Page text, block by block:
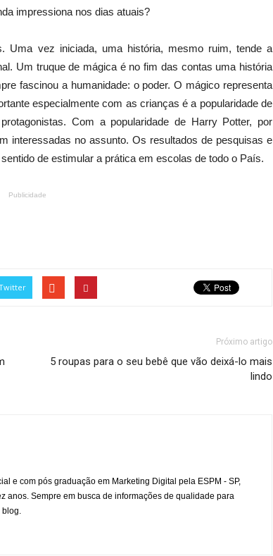
impressiona nos dias atuais?
Uma vez iniciada, uma história, mesmo ruim, tende a
Um truque de mágica é no fim das contas uma história
fascinou a humanidade: o poder. O mágico representa
especialmente com as crianças é a popularidade de
Com a popularidade de Harry Potter, por
interessadas no assunto. Os resultados de pesquisas e
de estimular a prática em escolas de todo o País.
Publicidade
Próximo artigo
5 roupas para o seu bebê que vão deixá-lo mais
lindo
e com pós graduação em Marketing Digital pela ESPM - SP,
anos. Sempre em busca de informações de qualidade para
blog.